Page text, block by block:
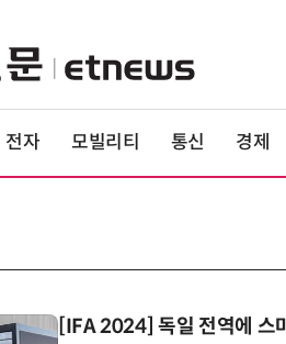
전자 모빌리티 통신 경제
[IFA 2024] 독일 전역에 스